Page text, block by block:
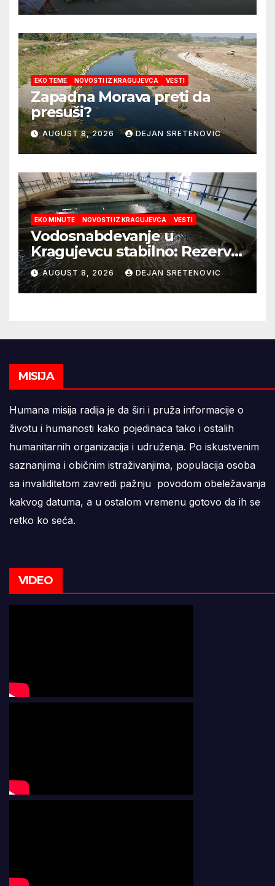
EKO TEME NOVOSTI IZ KRAGUJEVCA VESTI
Zapadna Morava preti da
presuši?
AUGUST 8, 2026 DEJAN SRETENOVIC
EKO MINUTE NOVOSTI IZ KRAGUJEVCA VESTI
Vodosnabdevanje u
Kragujevcu stabilno: Rezerve
vode za godinu dana
AUGUST 8, 2026 DEJAN SRETENOVIC
MISIJA
Humana misija radija je da širi i pruža informacije o
životu i humanosti kako pojedinaca tako i ostalih
humanitarnih organizacija i udruženja. Po iskustvenim
saznanjima i običnim istraživanjima, populacija osoba
sa invaliditetom zavredi pažnju povodom obeležavanja
kakvog datuma, a u ostalom vremenu gotovo da ih se
retko ko seća.
VIDEO